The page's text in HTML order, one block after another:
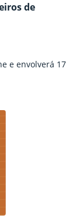
de
e envolverá 17